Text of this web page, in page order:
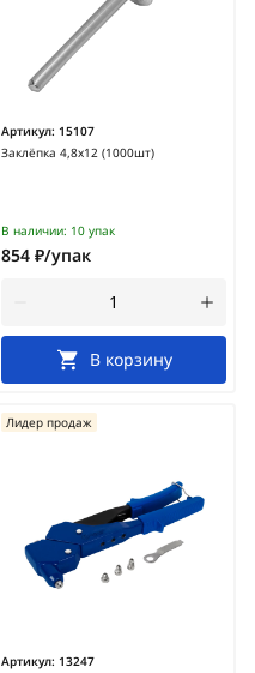
Артикул: 15107
Заклёпка 4,8х12 (1000шт)
В наличии: 10 упак
854 ₽/упак
В корзину
Артикул: 13247
Лидер продаж